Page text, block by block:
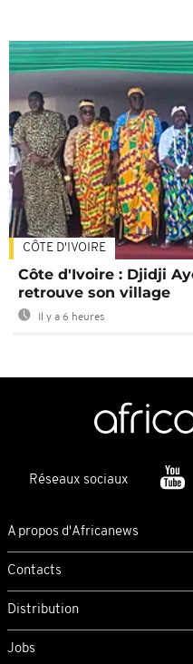
CÔTE D'IVOIRE
Côte d'Ivoire : Djidji
retrouve son village
Il y a 6 heures
Réseaux sociaux
A propos d'Africanews
Contacts
Distribution
Jobs